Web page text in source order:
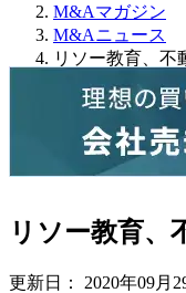
M&Aマガジン
M&Aニュース
リソー教育、不
リソー教育、
更新日： 2020年09月